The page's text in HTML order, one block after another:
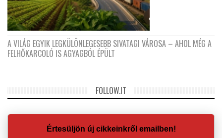
A VILÁG EGYIK LEGKÜLÖNLEGESEBB SIVATAGI VÁROSA – AHOL MÉG A
FELHŐKARCOLÓ IS AGYAGBÓL ÉPÜLT
FOLLOW.IT
Értesüljön új cikkeinkről emailben!